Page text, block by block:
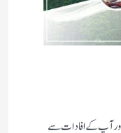
آپ کے افادات سے